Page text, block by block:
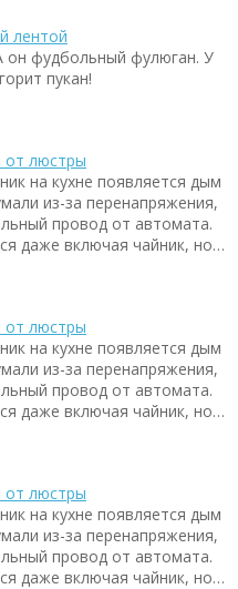
лентой
он фудбольный фулюган. У
пукан!
от люстры
на кухне появляется дым
из-за перенапряжения,
провод от автомата.
даже включая чайник, но…
от люстры
на кухне появляется дым
из-за перенапряжения,
провод от автомата.
даже включая чайник, но…
от люстры
на кухне появляется дым
из-за перенапряжения,
провод от автомата.
даже включая чайник, но…